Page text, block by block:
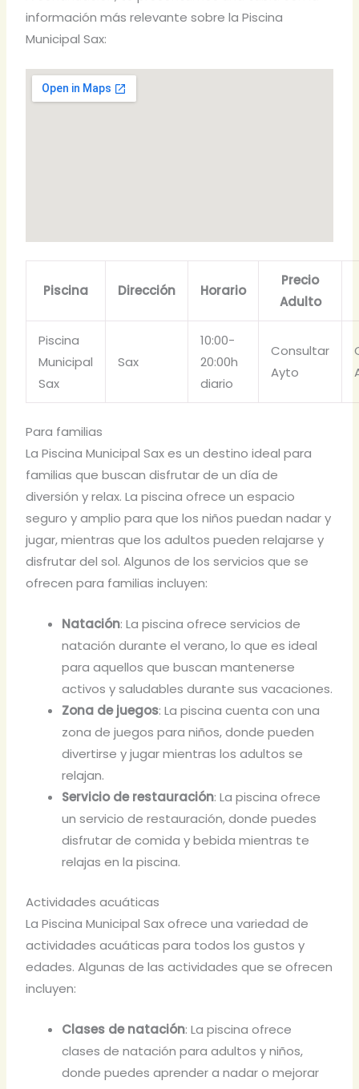
información más relevante sobre la Piscina
Municipal Sax:
Piscina Dirección Horario
Precio
Adulto
Piscina
Municipal
Sax
Sax
10:00-
20:00h
diario
Consultar
Ayto
Para familias
La Piscina Municipal Sax es un destino ideal para
familias que buscan disfrutar de un día de
diversión y relax. La piscina ofrece un espacio
seguro y amplio para que los niños puedan nadar y
jugar, mientras que los adultos pueden relajarse y
disfrutar del sol. Algunos de los servicios que se
ofrecen para familias incluyen:
Natación: La piscina ofrece servicios de
natación durante el verano, lo que es ideal
para aquellos que buscan mantenerse
activos y saludables durante sus vacaciones.
Zona de juegos: La piscina cuenta con una
zona de juegos para niños, donde pueden
divertirse y jugar mientras los adultos se
relajan.
Servicio de restauración: La piscina ofrece
un servicio de restauración, donde puedes
disfrutar de comida y bebida mientras te
relajas en la piscina.
Actividades acuáticas
La Piscina Municipal Sax ofrece una variedad de
actividades acuáticas para todos los gustos y
edades. Algunas de las actividades que se ofrecen
incluyen:
Clases de natación: La piscina ofrece
clases de natación para adultos y niños,
donde puedes aprender a nadar o mejorar